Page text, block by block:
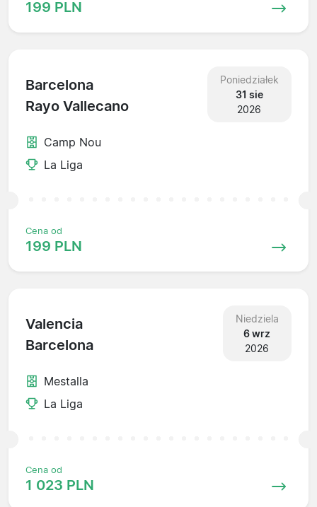
199 PLN
Barcelona
Rayo Vallecano
Poniedziałek
31 sie
2026
Camp Nou
La Liga
Cena od
199 PLN
Valencia
Barcelona
Niedziela
6 wrz
2026
Mestalla
La Liga
Cena od
1 023 PLN